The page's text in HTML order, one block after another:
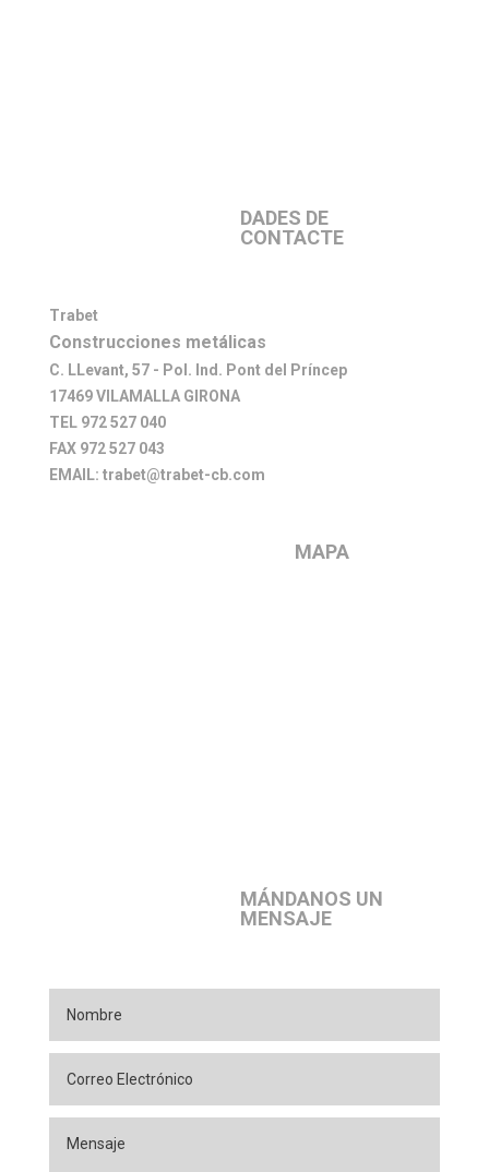
DADES DE
CONTACTE
Trabet
Construcciones metálicas
C. LLevant, 57 - Pol. Ind. Pont del Príncep
17469 VILAMALLA GIRONA
TEL 972 527 040
FAX 972 527 043
EMAIL: trabet@trabet-cb.com
MAPA
MÁNDANOS UN
MENSAJE